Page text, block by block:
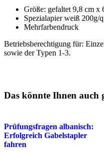
Größe: gefaltet 9,8 cm x
Spezialapier weiß 200g/
Mehrfarbendruck
Betriebsberechtigung für:
sowie der Typen 1-3.
Das könnte Ihnen auch
Prüfungsfragen albanisch:
Erfolgreich Gabelstapler
fahren